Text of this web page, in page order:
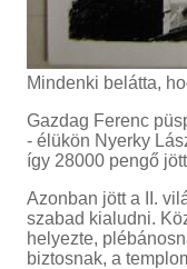
Mindenki belátta,
Gazdag Ferenc
- élükön Nyerky
így 28000 pengő
Azonban jött a II.
szabad kialudni.
helyezte,
biztosnak, a